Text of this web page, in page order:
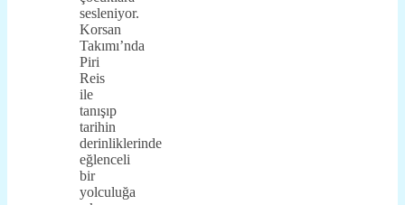
sesleniyor.
Korsan
Takımı’nda
Piri
Reis
ile
tanışıp
tarihin
derinliklerinde
eğlenceli
bir
yolculuğa